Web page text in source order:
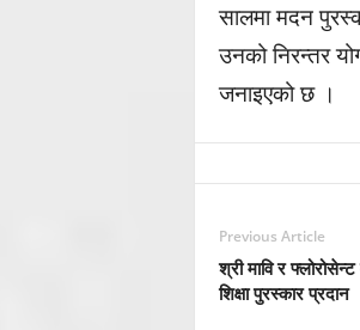
सालमा मदन
उनको निरन्तर
जनाइएको छ ।
Previous Article
श्री मावि र
शिक्षा पुरस्कार प्रदान